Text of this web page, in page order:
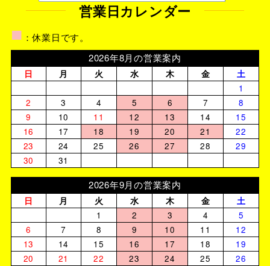
営業日カレンダー
■ ：休業日です。
2026年8月の営業案内
日 月 火 水 木 金
土
1
2
3 4 5 6 7
8
9
10 11 12 13 14
15
16
17 18 19 20 21
22
23
24 25 26 27 28
29
30
31
2026年9月の営業案内
日 月 火 水 木 金
土
1
2 3 4
5
6
7 8 9 10 11
12
13
14 15 16 17 18
19
20
21 22 23 24 25 26